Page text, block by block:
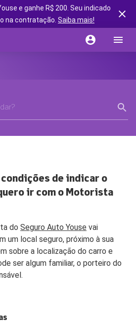
e ganhe R$ 200. Seu indicado
na contratação. Saiba mais!
condições de indicar o
ir com o Motorista
do Seguro Auto Youse vai
um local seguro, próximo à sua
sobre a localização do carro e
ser algum familiar, o porteiro do